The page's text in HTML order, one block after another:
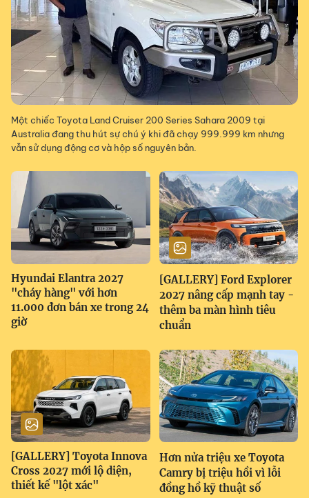
Một chiếc Toyota Land Cruiser 200 Series Sahara 2009 tại
Australia đang thu hút sự chú ý khi đã chạy 999.999 km nhưng
vẫn sử dụng động cơ và hộp số nguyên bản.
Hyundai Elantra 2027
"cháy hàng" với hơn
11.000 đơn bán xe trong 24
giờ
[GALLERY] Ford Explorer
2027 nâng cấp mạnh tay -
thêm ba màn hình tiêu
chuẩn
[GALLERY] Toyota Innova
Cross 2027 mới lộ diện,
thiết kế "lột xác"
Hơn nửa triệu xe Toyota
Camry bị triệu hồi vì lỗi
đồng hồ kỹ thuật số